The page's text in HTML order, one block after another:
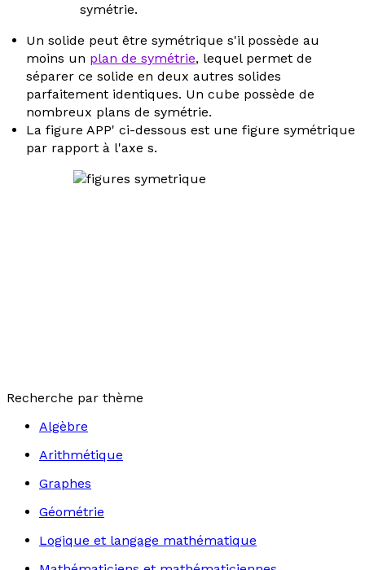
symétrie.
Un solide peut être symétrique s'il possède au
moins un plan de symétrie, lequel permet de
séparer ce solide en deux autres solides
parfaitement identiques. Un cube possède de
nombreux plans de symétrie.
La figure APP' ci-dessous est une figure symétrique
par rapport à l'axe s.
Recherche par thème
Algèbre
Arithmétique
Graphes
Géométrie
Logique et langage mathématique